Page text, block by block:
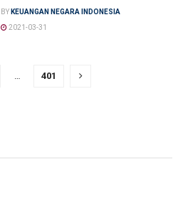
BY KEUANGAN NEGARA INDONESIA
2021-03-31
… 401